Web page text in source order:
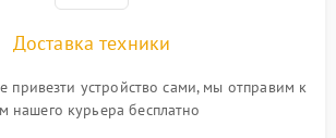
Доставка техники
привезти устройство сами, мы отправим к
нашего курьера бесплатно